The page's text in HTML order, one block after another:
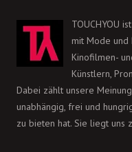
TOUCHYOU
mit Mode und
Kinofilmen-
Künstlern,
Dabei zählt unsere
unabhängig, frei und
zu bieten hat. Sie liegt uns